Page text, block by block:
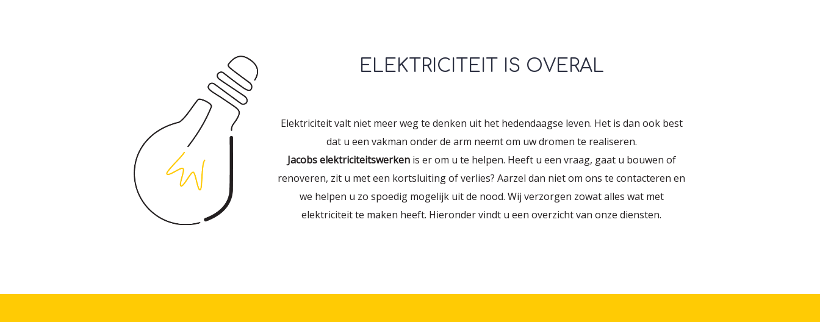
ELEKTRICITEIT IS OVERAL
Elektriciteit valt niet meer weg te denken uit het hedendaagse leven. Het is dan ook best
dat u een vakman onder de arm neemt om uw dromen te realiseren.
Jacobs elektriciteitswerkenis er om u te helpen. Heeft u een vraag, gaat u bouwen of
renoveren, zit u met een kortsluiting of verlies? Aarzel dan niet om ons te contacteren en
we helpen u zo spoedig mogelijk uit de nood. Wij verzorgen zowat alles wat met
elektriciteit te maken heeft. Hieronder vindt u een overzicht van onze diensten.